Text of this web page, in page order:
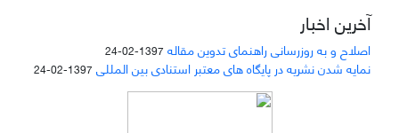
آخرین اخبار
اصلاح و به روزرسانی راهنمای تدوین مقاله 1397-02-24
نمایه شدن نشریه در پایگاه های معتبر استنادی بین المللی 1397-02-24